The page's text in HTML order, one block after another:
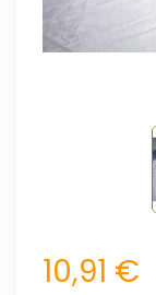
10,91 €